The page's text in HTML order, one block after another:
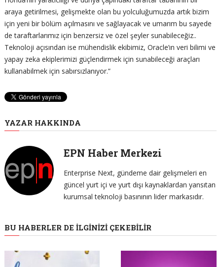
araya getirilmesi, gelişmekte olan bu yolculuğumuzda artık bizim
için yeni bir bölüm açılmasını ve sağlayacak ve umarım bu sayede
de taraftarlarımız için benzersiz ve özel şeyler sunabileceğiz..
Teknoloji açısından ise mühendislik ekibimiz, Oracle’ın veri bilimi ve
yapay zeka ekiplerimizi güçlendirmek için sunabileceği araçları
kullanabilmek için sabırsızlanıyor.”
YAZAR HAKKINDA
EPN Haber Merkezi
Enterprise Next, gündeme dair gelişmeleri en
güncel yurt içi ve yurt dışı kaynaklardan yansıtan
kurumsal teknoloji basınının lider markasıdır.
BU HABERLER DE İLGINIZI ÇEKEBILIR